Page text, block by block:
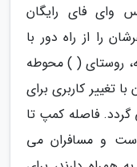
وای فای رایگان
را از راه دور با
روستای ( ) محوطه
تغییر کاربری برای
فاصله کمپ تا
80 کیلومتر است و مسافران می